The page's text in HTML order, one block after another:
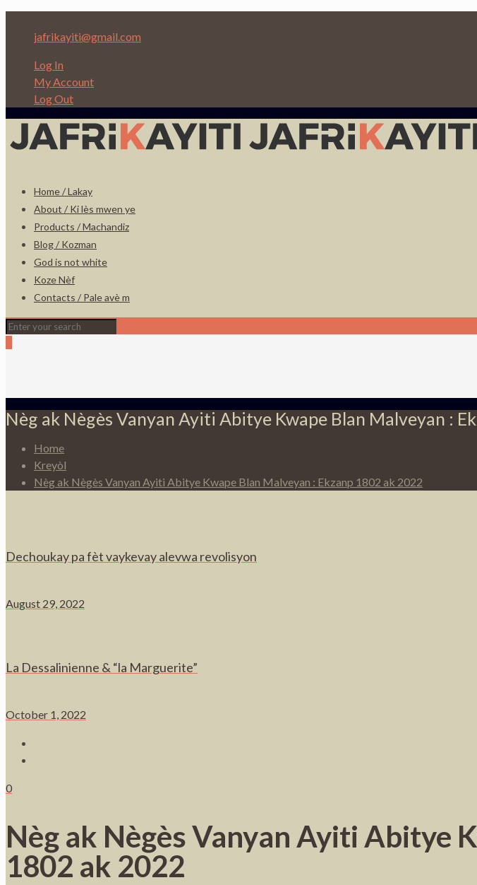
jafrikayiti@gmail.com
Log In
My Account
Log Out
Home / Lakay
About / Ki lès mwen ye
Products / Machandiz
Blog / Kozman
God is not white
Koze Nèf
Contacts / Pale avè m
Nèg ak Nègès Vanyan Ayiti Abitye Kwape Blan Malveyan :
Home
Kreyòl
Nèg ak Nègès Vanyan Ayiti Abitye Kwape Blan Malveyan : Ekzanp 1802 ak 2022
Dechoukay pa fèt vaykevay alevwa revolisyon
August 29, 2022
La Dessalinienne & “la Marguerite”
October 1, 2022
0
Nèg ak Nègès Vanyan Ayiti Abitye
1802 ak 2022